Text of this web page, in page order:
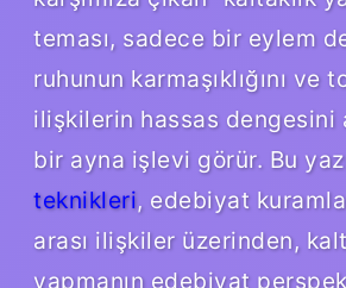
teması, sadece bir eylem
ruhunun karmaşıklığını ve
ilişkilerin hassas dengesini
bir ayna işlevi görür. Bu
teknikleri, edebiyat
arası ilişkiler üzerinden,
yapmanın edebiyat